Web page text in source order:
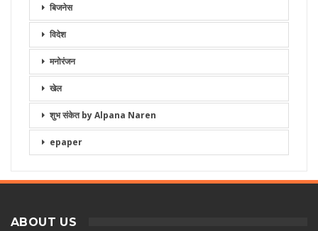
बिजनेस
विदेश
मनोरंजन
खेल
शुभ संकेत by Alpana Naren
epaper
ABOUT US